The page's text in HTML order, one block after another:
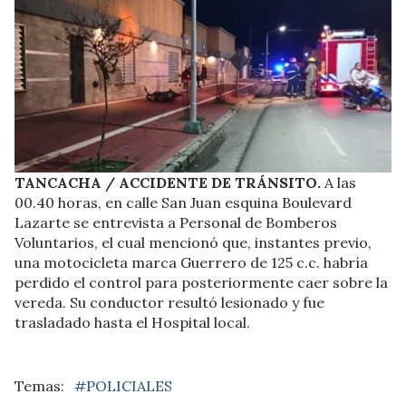
TANCACHA / ACCIDENTE DE TRÁNSITO. A las
00.40 horas, en calle San Juan esquina Boulevard
Lazarte se entrevista a Personal de Bomberos
Voluntarios, el cual mencionó que, instantes previo,
una motocicleta marca Guerrero de 125 c.c. habría
perdido el control para posteriormente caer sobre la
vereda. Su conductor resultó lesionado y fue
trasladado hasta el Hospital local.
#POLICIALES